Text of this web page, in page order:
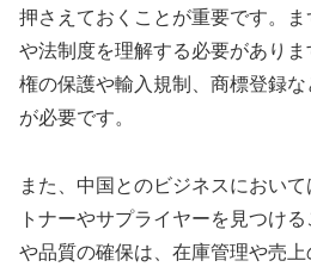
押さえておくことが重要です。
や法制度を理解する必要があり
権の保護や輸入規制、商標登録
が必要です。
また、中国とのビジネスにおい
トナーやサプライヤーを見つけ
や品質の確保は、在庫管理や売